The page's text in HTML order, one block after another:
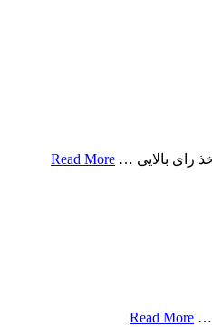
رای بالایی … Read More
…
Read More